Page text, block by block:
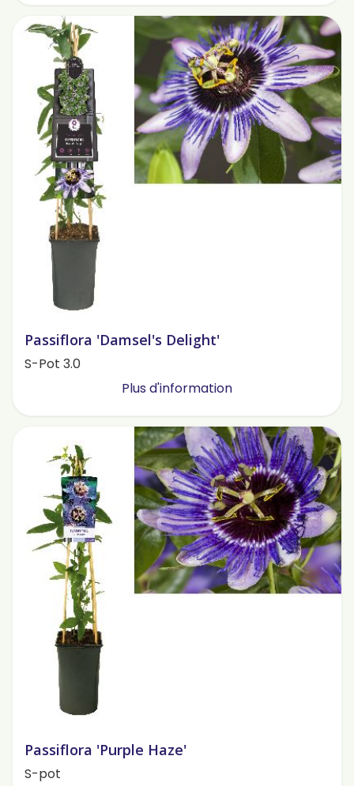
Passiflora 'Damsel's Delight'
S-Pot 3.0
Plus d'information
Passiflora 'Purple Haze'
S-pot